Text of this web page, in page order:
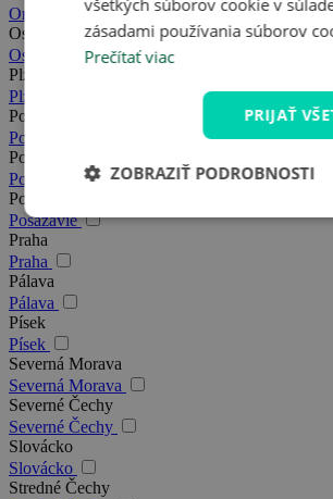
Orlické hory
Ostrava
Ostrava
Plzeň
Plzeň
Podkrkonošie
Podkrkonošie
Poděbrady
Poděbrady
Posázavie
Posázavie
Praha
Praha
Pálava
Pálava
Písek
Písek
Severná Morava
Severná Morava
Severné Čechy
Severné Čechy
Slovácko
Slovácko
Stredné Čechy
všetkých súborov cookie v
zásadami používania súborov
Prečítať viac
PRIJAŤ
ZOBRAZIŤ PODROBNOSTI